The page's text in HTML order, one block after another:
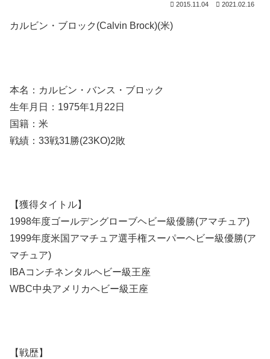
2015.11.04 2021.02.16
カルビン・ブロック(Calvin Brock)(米)
本名：カルビン・バンス・ブロック
生年月日：1975年1月22日
国籍：米
戦績：33戦31勝(23KO)2敗
【獲得タイトル】
1998年度ゴールデングローブヘビー級優勝(アマチュア)
1999年度米国アマチュア選手権スーパーヘビー級優勝(ア
マチュア)
IBAコンチネンタルヘビー級王座
WBC中央アメリカヘビー級王座
【戦歴】